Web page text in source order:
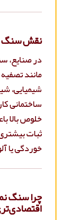
نقش سنگ
در صنایع،
مانند
شیمیایی،
ساختمانی
خلوص بالا
ثبات
خوردگی یا
چرا سنگ